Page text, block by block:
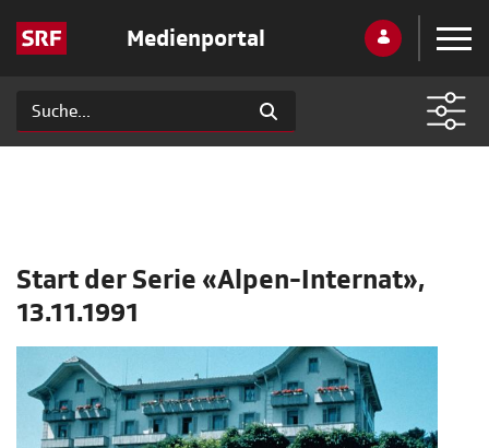
Medienportal
Start der Serie «Alpen-Internat»,
13.11.1991